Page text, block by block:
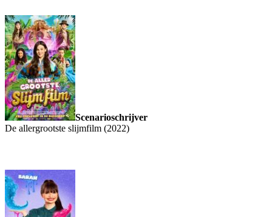
Scenarioschrijver
De allergrootste slijmfilm (2022)